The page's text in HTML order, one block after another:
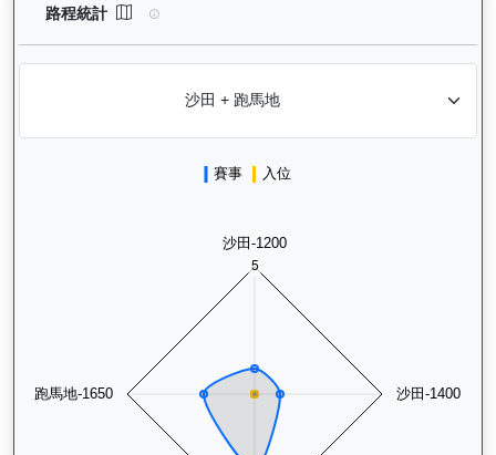
路程統計 萬里鵬躍（L009）— 路程統計分析：查看香港